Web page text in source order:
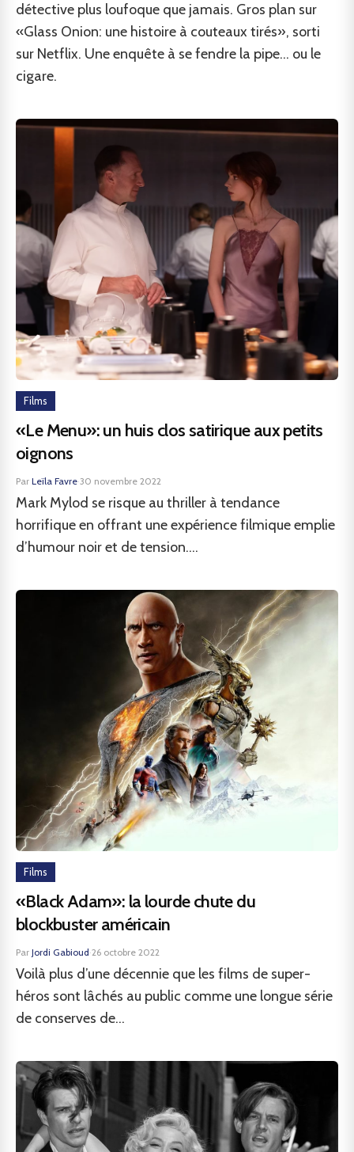
détective plus loufoque que jamais. Gros plan sur
«Glass Onion: une histoire à couteaux tirés», sorti
sur Netflix. Une enquête à se fendre la pipe… ou le
cigare.
Films
«Le Menu»: un huis clos satirique aux petits
oignons
Par Leïla Favre·30 novembre 2022
Mark Mylod se risque au thriller à tendance
horrifique en offrant une expérience filmique emplie
d’humour noir et de tension....
Films
«Black Adam»: la lourde chute du
blockbuster américain
Par Jordi Gabioud·26 octobre 2022
Voilà plus d’une décennie que les films de super-
héros sont lâchés au public comme une longue série
de conserves de...